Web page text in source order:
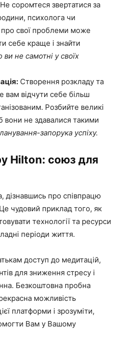
Не соромтеся звертатися за
психолога чи
про свої проблеми може
себе краще і знайти
не самотні у своїх
Створення розкладу та
відчути себе більш
Розбийте великі
вони не здавалися такими
запорука успіху.
Hilton: союз для
дізнавшись про співпрацю
чудовий приклад того, як
технології та ресурси
періоди життя.
доступ до медитацій,
для зниження стресу і
Безкоштовна пробна
можливість
платформи і зрозуміти,
Вам у Вашому